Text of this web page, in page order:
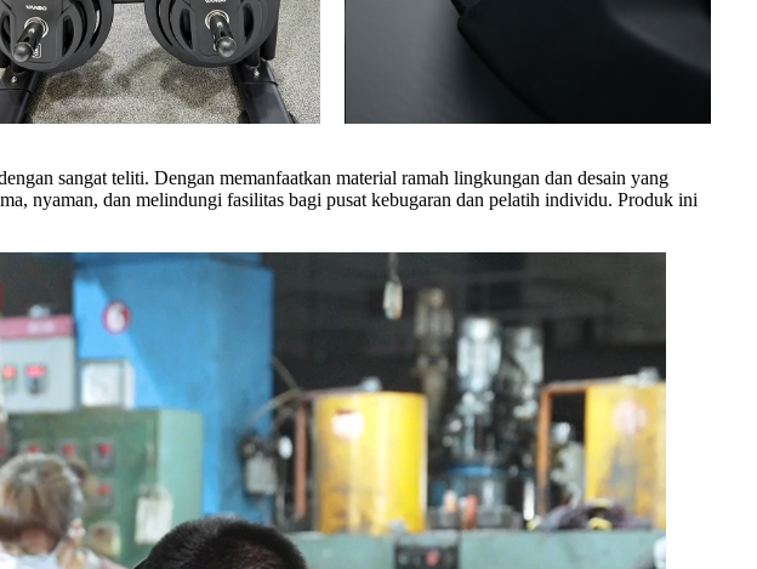
sangat teliti. Dengan memanfaatkan material ramah lingkungan dan desain yang
nyaman, dan melindungi fasilitas bagi pusat kebugaran dan pelatih individu. Produk ini